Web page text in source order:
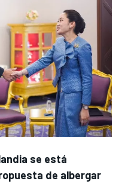
se está
de albergar